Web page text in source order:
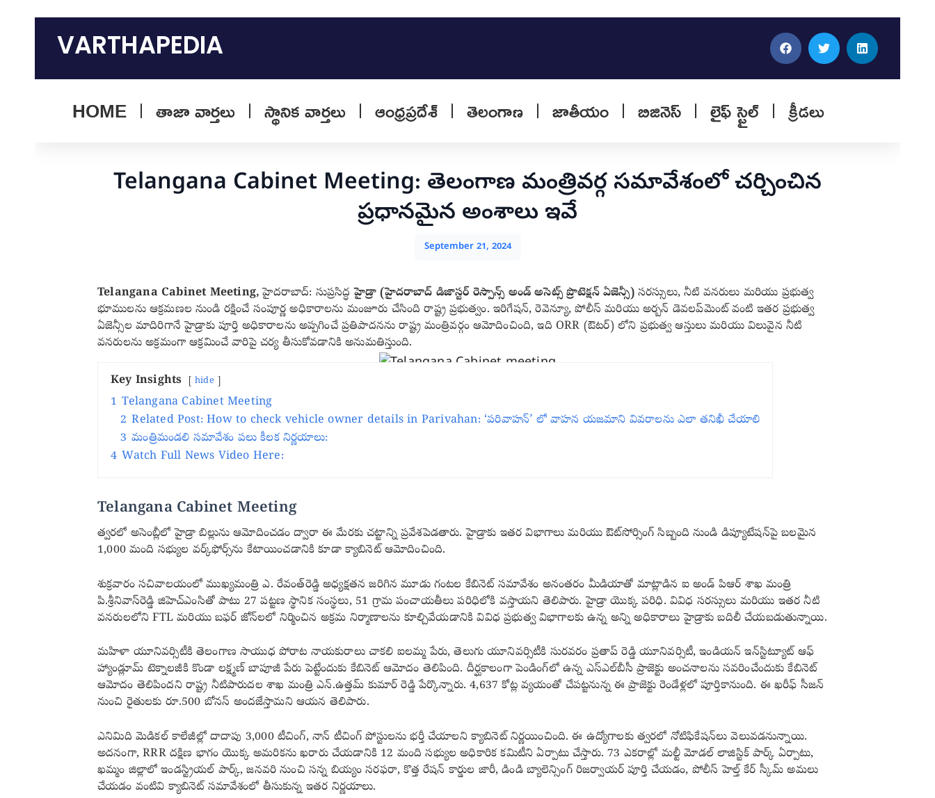
contentVARTHAPEDIA
HOME
తాజా వార్తలు స్థానిక వార్తలు ఆంధ్రప్రదేశ్ తెలంగాణ జాతీయం బిజినెస్ లైఫ్ స్టైల్ క్రీడలు
Telangana Cabinet Meeting: తెలంగాణ మంత్రివర్గ సమావేశంలో చర్చించిన
ప్రధానమైన అంశాలు ఇవే
September 21, 2024
Telangana Cabinet Meeting,హైదరాబాద్: సుప్రసిద్ధహైడ్రా (హైదరాబాద్ డిజాస్టర్ రెస్పాన్స్ అండ్ అసెట్స్ ప్రొటెక్షన్ ఏజెన్సీ)సరస్సులు, నీటి వనరులు మరియు ప్రభుత్వ
భూములను ఆక్రమణల నుండి రక్షించే సంపూర్ణ అధికారాలను మంజూరు చేసింది రాష్ట్ర ప్రభుత్వం. ఇరిగేషన్, రెవెన్యూ, పోలీస్ మరియు అర్బన్ డెవలప్‌మెంట్ వంటి ఇతర ప్రభుత్వ
ఏజెన్సీల మాదిరిగానే హైడ్రాకు పూర్తి అధికారాలను అప్పగించే ప్రతిపాదనను రాష్ట్ర మంత్రివర్గం ఆమోదించింది, ఇది ORR (ఔటర్) లోని ప్రభుత్వ ఆస్తులు మరియు విలువైన నీటి
వనరులను అక్రమంగా ఆక్రమించే వారిపై చర్య తీసుకోవడానికి అనుమతిస్తుంది.
Key Insights hide
1 Telangana Cabinet Meeting
2 Related Post: How to check vehicle owner details in Parivahan: ‘పరివాహన్’ లో వాహన యజమాని వివరాలను ఎలా తనిఖీ చేయాలి
3 మంత్రిమండలి సమావేశం పలు కీలక నిర్ణయాలు:
4 Watch Full News Video Here:
Telangana Cabinet Meeting
త్వరలో అసెంబ్లీలో హైడ్రా బిల్లును ఆమోదించడం ద్వారా ఈ మేరకు చట్టాన్ని ప్రవేశపెడతారు. హైడ్రాకు ఇతర విభాగాలు మరియు ఔట్‌సోర్సింగ్ సిబ్బంది నుండి డిప్యూటేషన్‌పై బలమైన
1,000 మంది సభ్యుల వర్క్‌ఫోర్స్‌ను కేటాయించడానికి కూడా క్యాబినెట్ ఆమోదించింది.
శుక్రవారం సచివాలయంలో ముఖ్యమంత్రి ఎ. రేవంత్‌రెడ్డి అధ్యక్షతన జరిగిన మూడు గంటల కేబినెట్‌ సమావేశం అనంతరం మీడియాతో మాట్లాడిన ఐ అండ్‌ పిఆర్‌ శాఖ మంత్రి
పి.శ్రీనివాస్‌రెడ్డి జిహెచ్‌ఎంసితో పాటు 27 పట్టణ స్థానిక సంస్థలు, 51 గ్రామ పంచాయతీలు పరిధిలోకి వస్తాయని తెలిపారు. హైడ్రా యొక్క పరిధి. వివిధ సరస్సులు మరియు ఇతర నీటి
వనరులలోని FTL మరియు బఫర్ జోన్‌లలో నిర్మించిన అక్రమ నిర్మాణాలను కూల్చివేయడానికి వివిధ ప్రభుత్వ విభాగాలకు ఉన్న అన్ని అధికారాలు హైడ్రాకు బదిలీ చేయబడుతున్నాయి.
మహిళా యూనివర్సిటీకి తెలంగాణ సాయుధ పోరాట నాయకురాలు చాకలి ఐలమ్మ పేరు, తెలుగు యూనివర్సిటీకి సురవరం ప్రతాప్ రెడ్డి యూనివర్సిటీ, ఇండియన్ ఇన్‌స్టిట్యూట్ ఆఫ్
హ్యాండ్లూమ్ టెక్నాలజీకి కొండా లక్ష్మణ్ బాపూజీ పేరు పెట్టేందుకు కేబినెట్ ఆమోదం తెలిపింది. దీర్ఘకాలంగా పెండింగ్‌లో ఉన్న ఎస్‌ఎల్‌బీసీ ప్రాజెక్టు అంచనాలను సవరించేందుకు కేబినెట్
ఆమోదం తెలిపిందని రాష్ట్ర నీటిపారుదల శాఖ మంత్రి ఎన్.ఉత్తమ్ కుమార్ రెడ్డి పేర్కొన్నారు. 4,637 కోట్ల వ్యయంతో చేపట్టనున్న ఈ ప్రాజెక్టు రెండేళ్లలో పూర్తికానుంది. ఈ ఖరీఫ్‌ సీజన్‌
నుంచి రైతులకు రూ.500 బోనస్‌ అందజేస్తామని ఆయన తెలిపారు.
ఎనిమిది మెడికల్ కాలేజీల్లో దాదాపు 3,000 టీచింగ్, నాన్ టీచింగ్ పోస్టులను భర్తీ చేయాలని క్యాబినెట్ నిర్ణయించింది. ఈ ఉద్యోగాలకు త్వరలో నోటిఫికేషన్‌లు వెలువడనున్నాయి.
అదనంగా, RRR దక్షిణ భాగం యొక్క అమరికను ఖరారు చేయడానికి 12 మంది సభ్యుల అధికారిక కమిటీని ఏర్పాటు చేస్తారు. 73 ఎకరాల్లో మల్టీ మోడల్ లాజిస్టిక్ పార్క్ ఏర్పాటు,
ఖమ్మం జిల్లాలో ఇండస్ట్రియల్ పార్క్, జనవరి నుంచి సన్న బియ్యం సరఫరా, కొత్త రేషన్ కార్డుల జారీ, డిండి బ్యాలెన్సింగ్ రిజర్వాయర్ పూర్తి చేయడం, పోలీస్ హెల్త్ కేర్ స్కీమ్ అమలు
చేయడం వంటివి క్యాబినెట్ సమావేశంలో తీసుకున్న ఇతర నిర్ణయాలు.